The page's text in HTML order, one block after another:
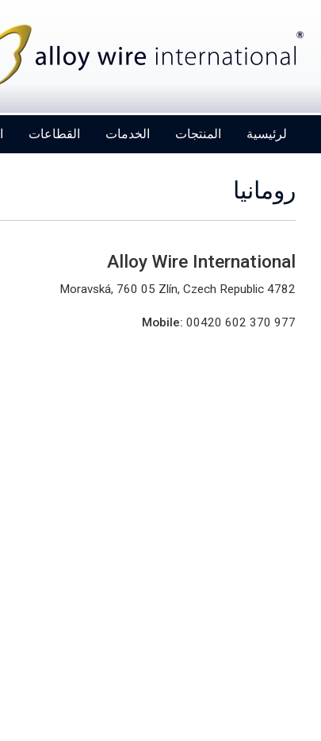
لرئيسية المنتجات الخدمات القطاعات
رومانيا
Alloy Wire International
4782 Moravská, 760 05 Zlín, Czech Republic
Mobile: 00420 602 370 977
Alloy Wire International to toast its 80th
birthday at Wire 2026